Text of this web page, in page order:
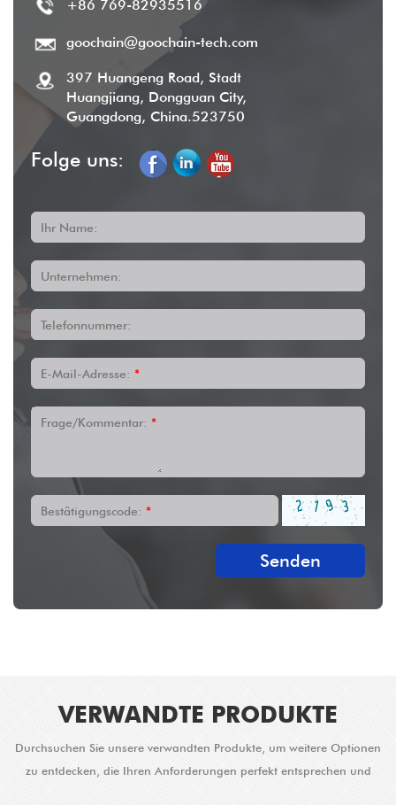
+86 769-82935516
goochain@goochain-tech.com
397 Huangeng Road, Stadt
Huangjiang, Dongguan City,
Guangdong, China.523750
Folge uns:
Ihr Name:
Unternehmen:
Telefonnummer:
E-Mail-Adresse: *
Frage/Kommentar: *
Bestätigungscode: *
Senden
VERWANDTE PRODUKTE
Durchsuchen Sie unsere verwandten Produkte, um weitere Optionen
zu entdecken, die Ihren Anforderungen perfekt entsprechen und